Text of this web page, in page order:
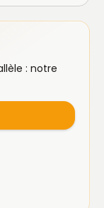
: notre